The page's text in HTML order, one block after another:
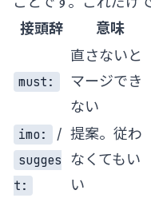
接頭辞
意味
must:
直さないと
マージでき
ない
imo:
/
sugges
t:
提案。従わ
なくてもい
い